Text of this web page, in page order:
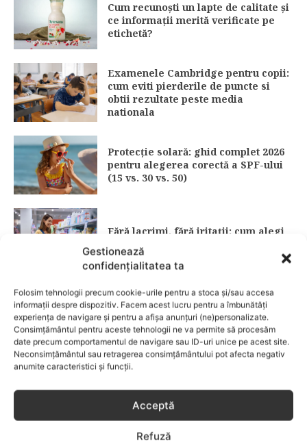
Gestionează
confidențialitatea ta
Folosim tehnologii precum cookie-urile pentru a stoca și/sau accesa
informații despre dispozitiv. Facem acest lucru pentru a îmbunătăți
experiența de navigare și pentru a afișa anunțuri (ne)personalizate.
Consimțământul pentru aceste tehnologii ne va permite să procesăm
date precum comportamentul de navigare sau ID-uri unice pe acest site.
Neconsimțământul sau retragerea consimțământului pot afecta negativ
anumite caracteristici și funcții.
Acceptă
Refuză
Cum recunoști un lapte de calitate și
ce informații merită verificate pe
etichetă?
Examenele Cambridge pentru copii:
cum eviti pierderile de puncte si
obtii rezultate peste media
nationala
Protecție solară: ghid complet 2026
pentru alegerea corectă a SPF-ului
(15 vs. 30 vs. 50)
Fără lacrimi, fără iritații: cum alegi
CATEGORII POPULARE
EVENIMENTE
LIFESTYLE
COPII
634
FAMILIA
582
SANATATE COPII
424